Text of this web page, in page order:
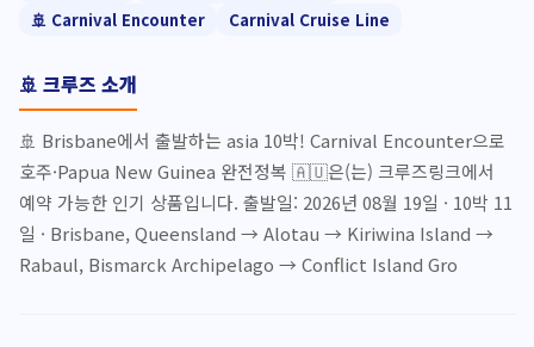
🚢 Carnival Encounter
Carnival Cruise Line
🚢 크루즈 소개
🚢 Brisbane에서 출발하는 asia 10박! Carnival Encounter으로
호주·Papua New Guinea 완전정복 🇦🇺은(는) 크루즈링크에서
예약 가능한 인기 상품입니다. 출발일: 2026년 08월 19일 · 10박 11
일 · Brisbane, Queensland → Alotau → Kiriwina Island →
Rabaul, Bismarck Archipelago → Conflict Island Gro